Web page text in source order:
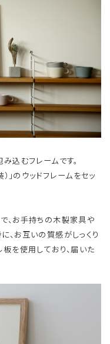
込むフレームです。
」のウッドフレームをセッ
、お手持ちの木製家具や
お互いの質感がしっくり
を使用しており、届いた